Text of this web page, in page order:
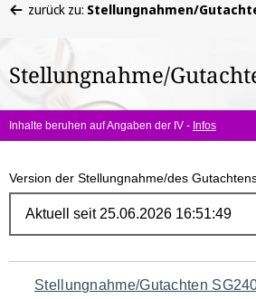
befinden
hier:
zurück zu: Stellungnahmen/
Stellungnahme/
Inhalte beruhen auf Angaben der IV - Infos
Version der Stellungnahme/des
Navigation
Stellungnahme/Gutachten